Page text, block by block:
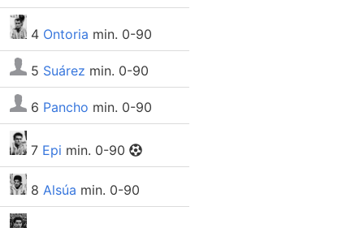
4 Ontoria min. 0-90
5 Suárez min. 0-90
6 Pancho min. 0-90
7 Epi min. 0-90
8 Alsúa min. 0-90